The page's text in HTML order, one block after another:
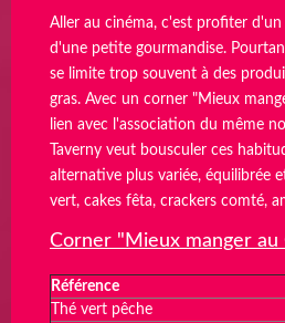
Aller au cinéma, c'est profiter
d'une petite gourmandise.
se limite trop souvent à des
gras. Avec un corner "Mieux
lien avec l'association du même
Taverny veut bousculer ces
alternative plus variée, équilibrée
vert, cakes fêta, crackers comté,
Corner "Mieux manger au
Référence
Thé vert pêche